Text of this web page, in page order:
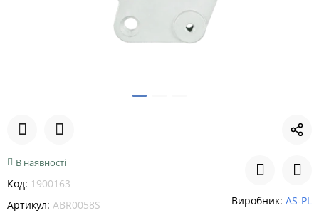
В наявності
Код: 1900163
Артикул: ABR0058S Виробник: AS-PL